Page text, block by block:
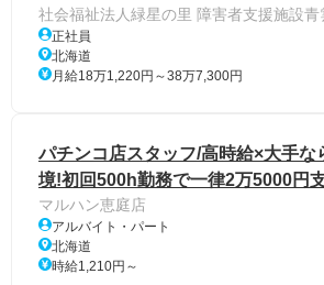
社会福祉法人緑星の里 障害者支援施設青
正社員
北海道
月給18万1,220円～38万7,300円
パチンコ店スタッフ/高時給×大手な
境!初回500h勤務で一律2万5000円
マルハン恵庭店
アルバイト・パート
北海道
時給1,210円～